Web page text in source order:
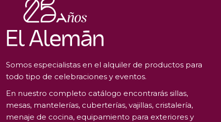
Somos especialistas en el alquiler de productos para
todo tipo de celebraciones y eventos.
En nuestro completo catálogo encontrarás sillas,
mesas, mantelerías, cuberterías, vajillas, cristalería,
menaje de cocina, equipamiento para exteriores y